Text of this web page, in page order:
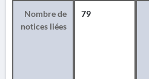
Nombre de
notices liées
79